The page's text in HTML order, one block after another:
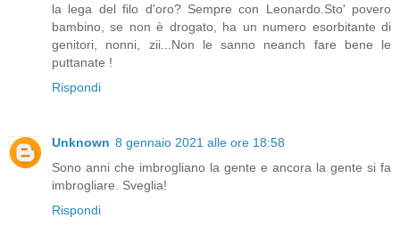
la lega del filo d'oro? Sempre con Leonardo.Sto' povero
bambino, se non è drogato, ha un numero esorbitante di
genitori, nonni, zii...Non le sanno neanch fare bene le
puttanate !
Rispondi
Unknown 8 gennaio 2021 alle ore 18:58
Sono anni che imbrogliano la gente e ancora la gente si fa
imbrogliare. Sveglia!
Rispondi